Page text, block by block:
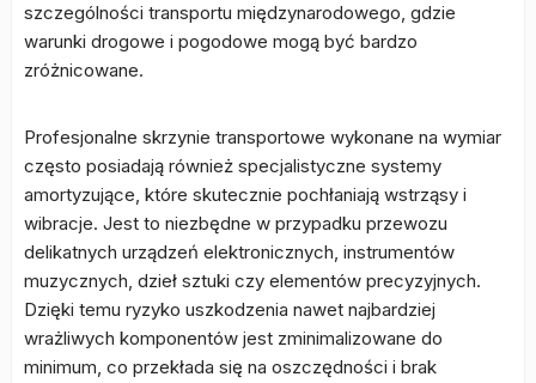
szczególności transportu międzynarodowego, gdzie
warunki drogowe i pogodowe mogą być bardzo
zróżnicowane.
Profesjonalne skrzynie transportowe wykonane na wymiar
często posiadają również specjalistyczne systemy
amortyzujące, które skutecznie pochłaniają wstrząsy i
wibracje. Jest to niezbędne w przypadku przewozu
delikatnych urządzeń elektronicznych, instrumentów
muzycznych, dzieł sztuki czy elementów precyzyjnych.
Dzięki temu ryzyko uszkodzenia nawet najbardziej
wrażliwych komponentów jest zminimalizowane do
minimum, co przekłada się na oszczędności i brak